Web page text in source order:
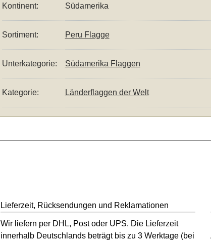
Kontinent: Südamerika
Sortiment: Peru Flagge
Unterkategorie: Südamerika Flaggen
Kategorie: Länderflaggen der Welt
Lieferzeit, Rücksendungen und Reklamationen
Wir liefern per DHL, Post oder UPS. Die Lieferzeit
innerhalb Deutschlands beträgt bis zu 3 Werktage (bei